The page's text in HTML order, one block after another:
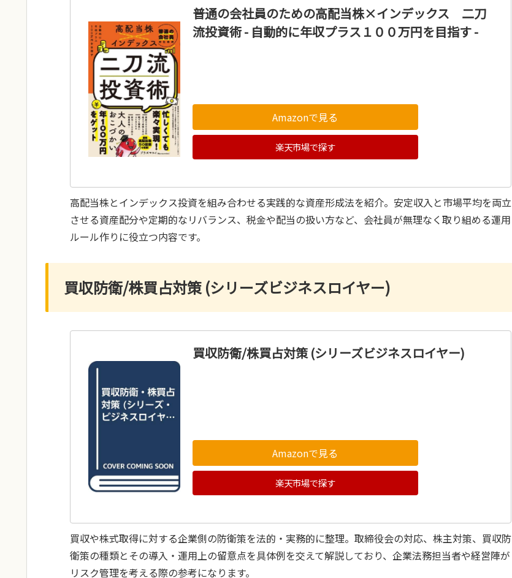
普通の会社員のための高配当株×インデックス 二刀
流投資術 - 自動的に年収プラス１００万円を目指す -
Amazonで見る
楽天市場で探す
高配当株とインデックス投資を組み合わせる実践的な資産形成法を紹介。安定収入と市場平均を両立
させる資産配分や定期的なリバランス、税金や配当の扱い方など、会社員が無理なく取り組める運用
ルール作りに役立つ内容です。
買収防衛/株買占対策 (シリーズビジネスロイヤー)
買収防衛/株買占対策 (シリーズビジネスロイヤー)
Amazonで見る
楽天市場で探す
買収や株式取得に対する企業側の防衛策を法的・実務的に整理。取締役会の対応、株主対策、買収防
衛策の種類とその導入・運用上の留意点を具体例を交えて解説しており、企業法務担当者や経営陣が
リスク管理を考える際の参考になります。